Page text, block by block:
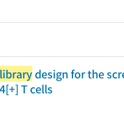
design for the
T cells